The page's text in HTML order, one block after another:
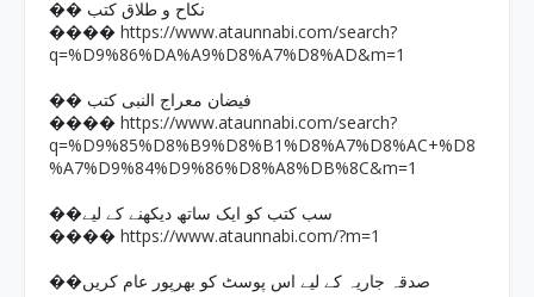
�� نکاح و طلاق کتب
���� https://www.ataunnabi.com/search?
q=%D9%86%DA%A9%D8%A7%D8%AD&m=1
�� فیضان معراج النبی کتب
���� https://www.ataunnabi.com/search?
q=%D9%85%D8%B9%D8%B1%D8%A7%D8%AC+%D8
%A7%D9%84%D9%86%D8%A8%DB%8C&m=1
��سب کتب کو ایک ساتھ دیکھنے کے لیے
���� https://www.ataunnabi.com/?m=1
��صدقہ جاریہ کے لیے اس پوسٹ کو بھرپور عام کریں